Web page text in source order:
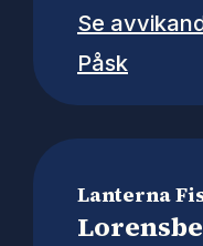
Se
Påsk
Lanterna